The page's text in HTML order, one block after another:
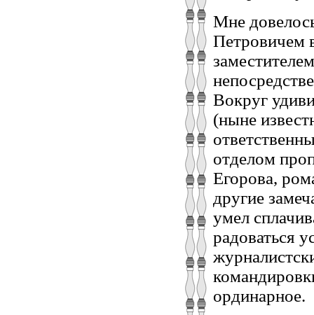
Мне
Петровичем
Вокруг
(ныне
отделом
Егорова,
другие
умел
радоваться
ординарное.